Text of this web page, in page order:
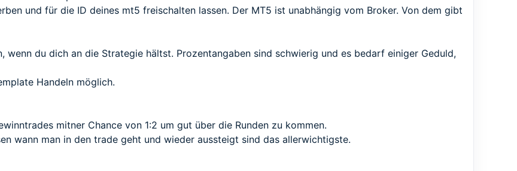
und für die ID deines mt5 freischalten lassen. Der MT5 ist unabhängig vom Broker. Von dem gibt
wenn du dich an die Strategie hältst. Prozentangaben sind schwierig und es bedarf einiger Geduld,
Handeln möglich.
mitner Chance von 1:2 um gut über die Runden zu kommen.
wann man in den trade geht und wieder aussteigt sind das allerwichtigste.